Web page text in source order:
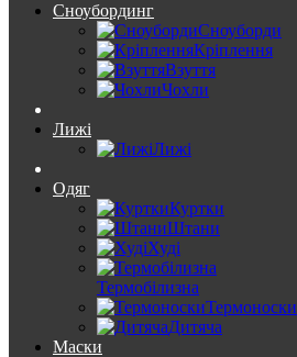
Сноубординг
Сноуборди
Кріплення
Взуття
Чохли
Лижі
Лижі
Одяг
Куртки
Штани
Худі
Термобілизна
Термоноски
Дитяча
Маски